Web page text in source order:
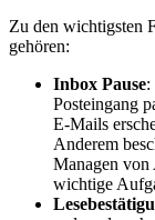
Zu den wichtigsten
gehören:
Inbox Pause:
Posteingang
E-Mails
Anderem
Managen
wichtige